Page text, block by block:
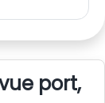
port,